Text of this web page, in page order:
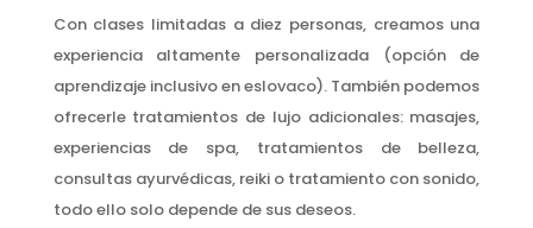
Con clases limitadas a diez personas, creamos una
experiencia altamente personalizada (opción de
aprendizaje inclusivo en eslovaco). También podemos
ofrecerle tratamientos de lujo adicionales: masajes,
experiencias de spa, tratamientos de belleza,
consultas ayurvédicas, reiki o tratamiento con sonido,
todo ello solo depende de sus deseos.